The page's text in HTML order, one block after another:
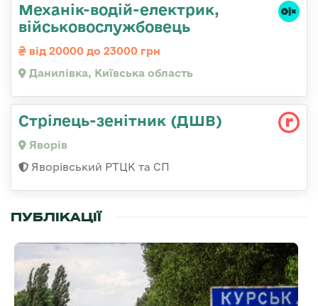
Механік-водій-електрик,
військовослужбовець
від 20000 до 23000 грн
Данилівка, Київська область
Стрілець-зенітник (ДШВ)
Яворів
Яворівський РТЦК та СП
ПУБЛІКАЦІЇ